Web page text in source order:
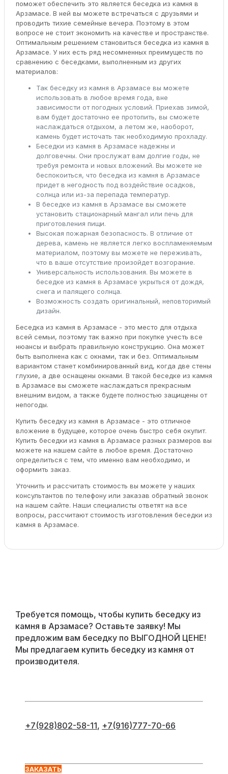
поможет обеспечить это является беседка из камня в
Арзамасе. В ней вы можете встречаться с друзьями и
проводить тихие семейные вечера. Поэтому в этом
вопросе не стоит экономить на качестве и пространстве.
Оптимальным решением становиться беседка из камня в
Арзамасе. У них есть ряд несомненных преимуществ по
сравнению с беседками, выполненным из других
материалов:
Так беседку из камня в Арзамасе вы можете
использовать в любое время года, вне
зависимости от погодных условий. Приехав зимой,
вам будет достаточно ее протопить, вы сможете
наслаждаться отдыхом, а летом же, наоборот,
камень будет источать так необходимую прохладу.
Беседки из камня в Арзамасе надежны и
долговечны. Они прослужат вам долгие годы, не
требуя ремонта и новых вложений. Вы можете не
беспокоиться, что беседка из камня в Арзамасе
придет в негодность под воздействие осадков,
солнца или из-за перепада температур.
В беседке из камня в Арзамасе вы сможете
установить стационарный мангал или печь для
приготовления пищи.
Высокая пожарная безопасность. В отличие от
дерева, камень не является легко воспламеняемым
материалом, поэтому вы можете не переживать,
что в ваше отсутствие произойдет возгорание.
Универсальность использования. Вы можете в
беседке из камня в Арзамасе укрыться от дождя,
снега и палящего солнца.
Возможность создать оригинальный, неповторимый
дизайн.
Беседка из камня в Арзамасе - это место для отдыха
всей семьи, поэтому так важно при покупке учесть все
нюансы и выбрать правильную конструкцию. Она может
быть выполнена как с окнами, так и без. Оптимальным
вариантом станет комбинированный вид, когда две стены
глухие, а две оснащены окнами. В такой беседке из камня
в Арзамасе вы сможете наслаждаться прекрасным
внешним видом, а также будете полностью защищены от
непогоды.
Купить беседку из камня в Арзамасе - это отличное
вложение в будущее, которое очень быстро себя окупит.
Купить беседки из камня в Арзамасе разных размеров вы
можете на нашем сайте в любое время. Достаточно
определиться с тем, что именно вам необходимо, и
оформить заказ.
Уточнить и рассчитать стоимость вы можете у наших
консультантов по телефону или заказав обратный звонок
на нашем сайте. Наши специалисты ответят на все
вопросы, рассчитают стоимость изготовления беседки из
камня в Арзамасе.
Требуется помощь, чтобы купить беседку из
камня в Арзамасе? Оставьте заявку! Мы
предложим вам беседку по ВЫГОДНОЙ ЦЕНЕ!
Мы предлагаем купить беседку из камня от
производителя.
+7(928)802-58-11, +7(916)777-70-66
ЗАКАЗАТЬ